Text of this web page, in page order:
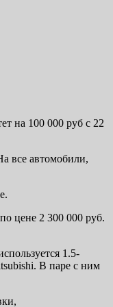
на 100 000 руб с 22
все автомобили,
цене 2 300 000 руб.
1.5-
В паре с ним